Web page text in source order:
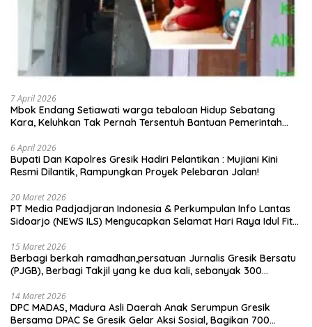
7 April 2026
Mbok Endang Setiawati warga tebaloan Hidup Sebatang
Kara, Keluhkan Tak Pernah Tersentuh Bantuan Pemerintah
6 April 2026
​Bupati Dan Kapolres Gresik Hadiri Pelantikan : Mujiani Kini
Resmi Dilantik, Rampungkan Proyek Pelebaran Jalan!
20 Maret 2026
PT Media Padjadjaran Indonesia & Perkumpulan Info Lantas
Sidoarjo (NEWS ILS) Mengucapkan Selamat Hari Raya Idul Fitri
15 Maret 2026
Berbagi berkah ramadhan,persatuan Jurnalis Gresik Bersatu
(PJGB), Berbagi Takjil yang ke dua kali, sebanyak 300
14 Maret 2026
DPC MADAS, Madura Asli Daerah Anak Serumpun Gresik
Bersama DPAC Se Gresik Gelar Aksi Sosial, Bagikan 700